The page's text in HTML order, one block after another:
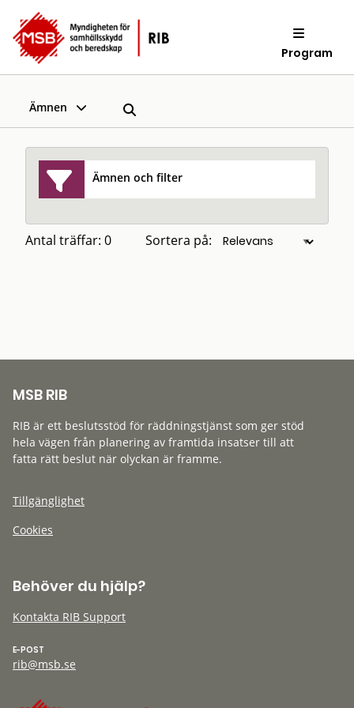
Program
Ämnen
Ämnen och filter
Antal träffar: 0 Sortera på:
MSB RIB
RIB är ett beslutsstöd för räddningstjänst som ger stöd
hela vägen från planering av framtida insatser till att
fatta rätt beslut när olyckan är framme.
Tillgänglighet
Cookies
Behöver du hjälp?
Kontakta RIB Support
E-POST
rib@msb.se